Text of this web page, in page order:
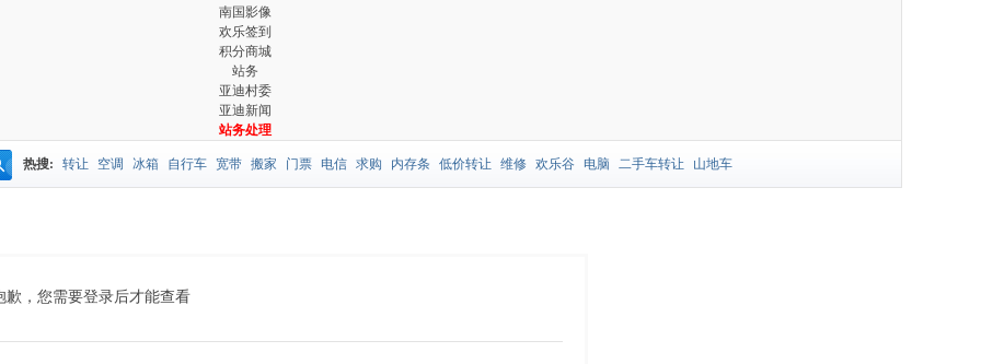
南国影像
欢乐签到
积分商城
站务
亚迪村委
亚迪新闻
站务处理
热搜: 转让 空调 冰箱 自行车 宽带 搬家 门票 电信 求购 内存条 低价转让 维修 欢乐谷 电脑 二手车转让 山地车
歉，您需要登录后才能查看